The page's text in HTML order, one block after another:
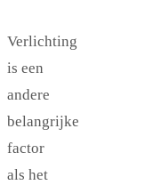
Verlichting
is een
andere
belangrijke
factor
als het